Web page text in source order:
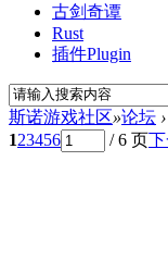
古剑奇谭
Rust
插件Plugin
斯诺游戏社区»论坛 ›
123456 / 6 页